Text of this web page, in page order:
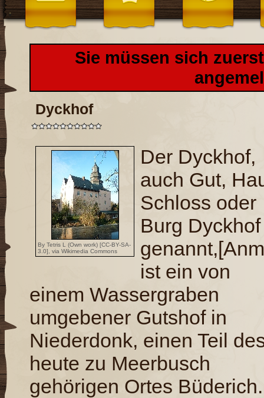
Sie müssen sich
Dyckhof
By Tetris L (Own work) [CC-BY-SA-
3.0], via Wikimedia Commons
Der Dyckhof,
auch Gut,
Schloss oder
Burg Dyckhof
ist ein von
einem Wassergraben
umgebener Gutshof in
Niederdonk, einen Teil
heute zu Meerbusch
gehörigen Ortes Büderich.